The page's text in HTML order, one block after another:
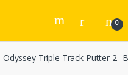
0
Odyssey Triple Track Putter 2-